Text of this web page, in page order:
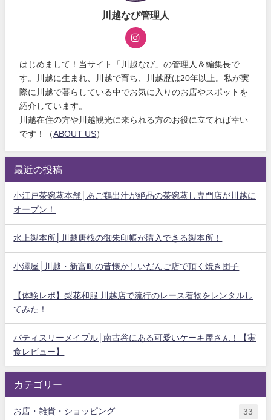
川越なび管理人
はじめまして！当サイト「川越なび」の管理人＆編集長で
す。川越に生まれ、川越で育ち、川越歴は20年以上。私が実
際に川越で暮らしている中でお気に入りのお店やスポットを
紹介しています。
川越在住の方や川越観光に来られる方のお役に立てれば幸い
です！（ ABOUT US）
最近の投稿
小江戸茶碗蒸本舗│あご鶏出汁が絶品の茶碗蒸し専門店が川越に
オープン！
水上製本所│川越唐桟の御朱印帳が購入できる製本所！
小澤屋│川越・新富町の昔懐かしいだんご店で頂く焼き団子
【体験レポ】梨花和服 川越店で流行のレース着物をレンタルし
てみた！
パティスリーメイプル│南古谷にある可愛いケーキ屋さん！【実
食レビュー】
カテゴリー
お店・雑貨・ショッピング 33